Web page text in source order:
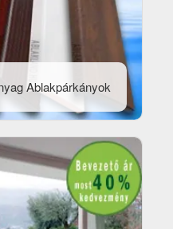
Ablakpárkányok